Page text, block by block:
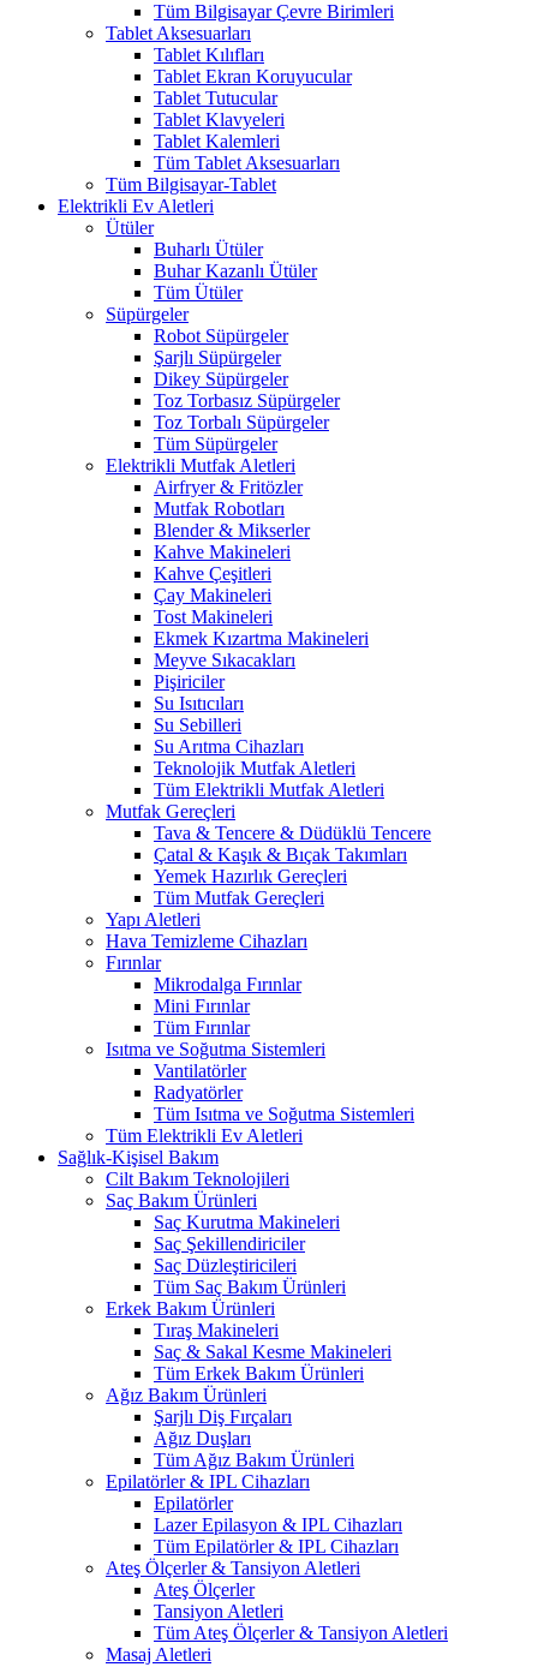
Tüm Bilgisayar Çevre Birimleri
Tablet Aksesuarları
Tablet Kılıfları
Tablet Ekran Koruyucular
Tablet Tutucular
Tablet Klavyeleri
Tablet Kalemleri
Tüm Tablet Aksesuarları
Tüm Bilgisayar-Tablet
Elektrikli Ev Aletleri
Ütüler
Buharlı Ütüler
Buhar Kazanlı Ütüler
Tüm Ütüler
Süpürgeler
Robot Süpürgeler
Şarjlı Süpürgeler
Dikey Süpürgeler
Toz Torbasız Süpürgeler
Toz Torbalı Süpürgeler
Tüm Süpürgeler
Elektrikli Mutfak Aletleri
Airfryer & Fritözler
Mutfak Robotları
Blender & Mikserler
Kahve Makineleri
Kahve Çeşitleri
Çay Makineleri
Tost Makineleri
Ekmek Kızartma Makineleri
Meyve Sıkacakları
Pişiriciler
Su Isıtıcıları
Su Sebilleri
Su Arıtma Cihazları
Teknolojik Mutfak Aletleri
Tüm Elektrikli Mutfak Aletleri
Mutfak Gereçleri
Tava & Tencere & Düdüklü Tencere
Çatal & Kaşık & Bıçak Takımları
Yemek Hazırlık Gereçleri
Tüm Mutfak Gereçleri
Yapı Aletleri
Hava Temizleme Cihazları
Fırınlar
Mikrodalga Fırınlar
Mini Fırınlar
Tüm Fırınlar
Isıtma ve Soğutma Sistemleri
Vantilatörler
Radyatörler
Tüm Isıtma ve Soğutma Sistemleri
Tüm Elektrikli Ev Aletleri
Sağlık-Kişisel Bakım
Cilt Bakım Teknolojileri
Saç Bakım Ürünleri
Saç Kurutma Makineleri
Saç Şekillendiriciler
Saç Düzleştiricileri
Tüm Saç Bakım Ürünleri
Erkek Bakım Ürünleri
Tıraş Makineleri
Saç & Sakal Kesme Makineleri
Tüm Erkek Bakım Ürünleri
Ağız Bakım Ürünleri
Şarjlı Diş Fırçaları
Ağız Duşları
Tüm Ağız Bakım Ürünleri
Epilatörler & IPL Cihazları
Epilatörler
Lazer Epilasyon & IPL Cihazları
Tüm Epilatörler & IPL Cihazları
Ateş Ölçerler & Tansiyon Aletleri
Ateş Ölçerler
Tansiyon Aletleri
Tüm Ateş Ölçerler & Tansiyon Aletleri
Masaj Aletleri